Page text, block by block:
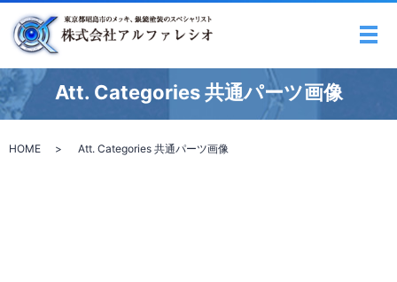
メ
Att. Categories 共通パーツ画像
HOME Att. Categories 共通パーツ画像